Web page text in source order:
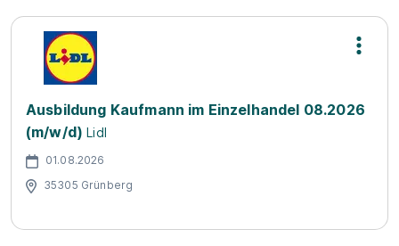
Ausbildung Kaufmann im Einzelhandel 08.2026
(m/w/d) Lidl
01.08.2026
35305 Grünberg